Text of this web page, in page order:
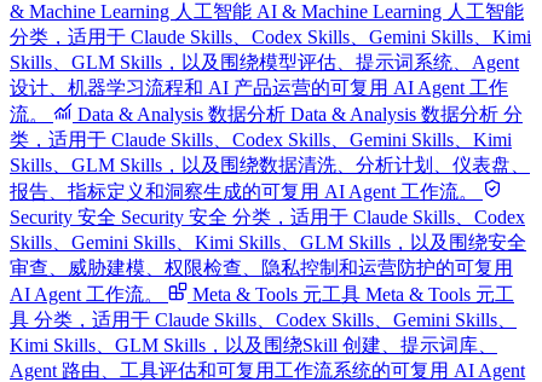
& Machine Learning 人工智能 AI & Machine Learning 人工智能
分类，适用于 Claude Skills、Codex Skills、Gemini Skills、Kimi
Skills、GLM Skills，以及围绕模型评估、提示词系统、Agent
设计、机器学习流程和 AI 产品运营的可复用 AI Agent 工作
流。
Data & Analysis 数据分析 Data & Analysis 数据分析 分
类，适用于 Claude Skills、Codex Skills、Gemini Skills、Kimi
Skills、GLM Skills，以及围绕数据清洗、分析计划、仪表盘、
报告、指标定义和洞察生成的可复用 AI Agent 工作流。
Security 安全 Security 安全 分类，适用于 Claude Skills、Codex
Skills、Gemini Skills、Kimi Skills、GLM Skills，以及围绕安全
审查、威胁建模、权限检查、隐私控制和运营防护的可复用
AI Agent 工作流。
Meta & Tools 元工具 Meta & Tools 元工
具 分类，适用于 Claude Skills、Codex Skills、Gemini Skills、
Kimi Skills、GLM Skills，以及围绕Skill 创建、提示词库、
Agent 路由、工具评估和可复用工作流系统的可复用 AI Agent